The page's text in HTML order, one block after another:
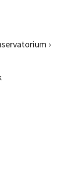
›